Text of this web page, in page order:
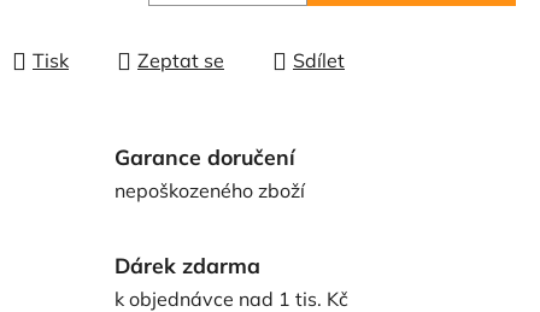
Tisk Zeptat se Sdílet
Garance doručení
nepoškozeného zboží
Dárek zdarma
k objednávce nad 1 tis. Kč